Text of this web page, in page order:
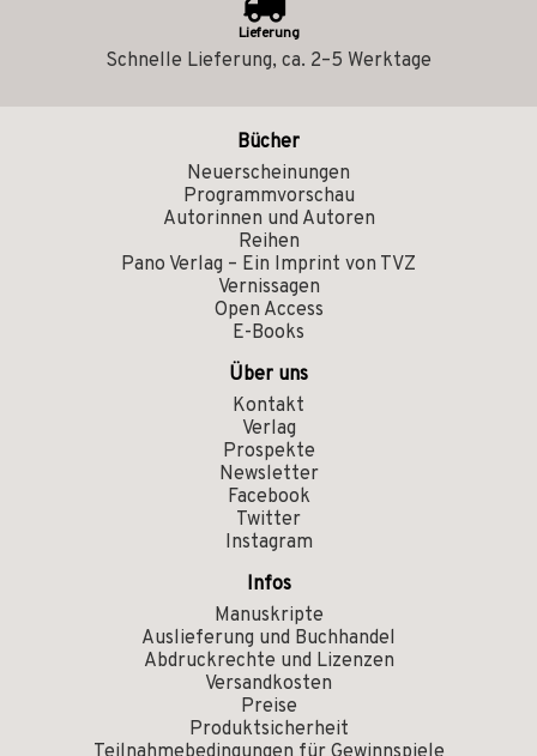
Lieferung
Schnelle Lieferung, ca. 2–5 Werktage
Bücher
Neuerscheinungen
Programmvorschau
Autorinnen und Autoren
Reihen
Pano Verlag – Ein Imprint von TVZ
Vernissagen
Open Access
E-Books
Über uns
Kontakt
Verlag
Prospekte
Newsletter
Facebook
Twitter
Instagram
Infos
Manuskripte
Auslieferung und Buchhandel
Abdruckrechte und Lizenzen
Versandkosten
Preise
Produktsicherheit